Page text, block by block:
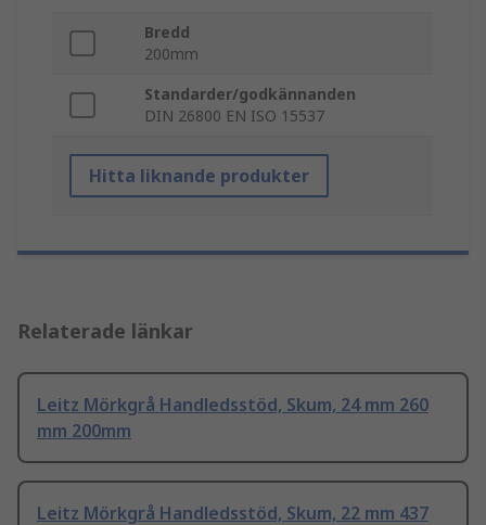
Bredd
200mm
Standarder/godkännanden
DIN 26800 EN ISO 15537
Hitta liknande produkter
Relaterade länkar
Leitz Mörkgrå Handledsstöd, Skum, 24 mm 260
mm 200mm
Leitz Mörkgrå Handledsstöd, Skum, 22 mm 437